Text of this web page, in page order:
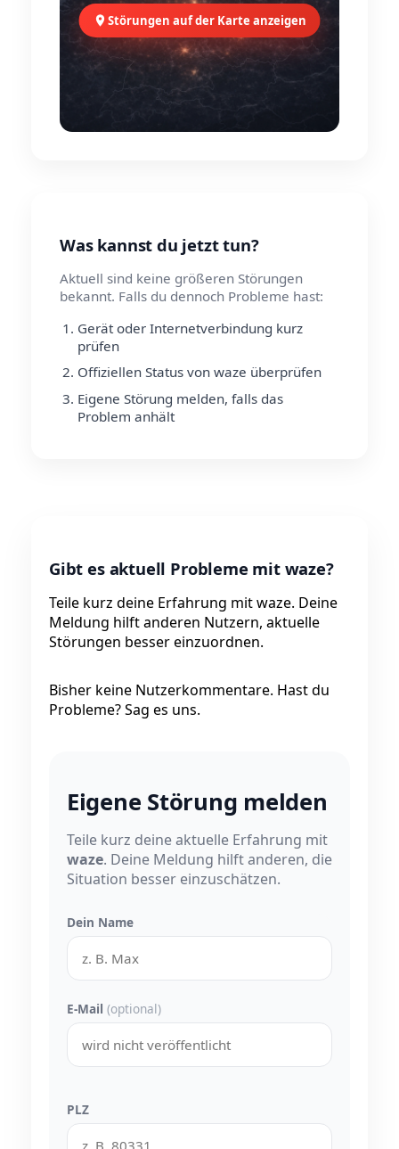
Störungen auf der Karte anzeigen
Was kannst du jetzt tun?
Aktuell sind keine größeren Störungen
bekannt. Falls du dennoch Probleme hast:
Gerät oder Internetverbindung kurz
prüfen
Offiziellen Status von waze überprüfen
Eigene Störung melden, falls das
Problem anhält
Gibt es aktuell Probleme mit waze?
Teile kurz deine Erfahrung mit waze. Deine
Meldung hilft anderen Nutzern, aktuelle
Störungen besser einzuordnen.
Bisher keine Nutzerkommentare. Hast du
Probleme? Sag es uns.
Eigene Störung melden
Teile kurz deine aktuelle Erfahrung mit
waze. Deine Meldung hilft anderen, die
Situation besser einzuschätzen.
Dein Name
E-Mail (optional)
PLZ